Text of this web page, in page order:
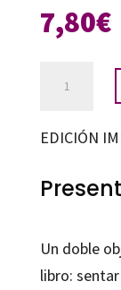
7,80€
de
EDICIÓN
Un doble
libro: